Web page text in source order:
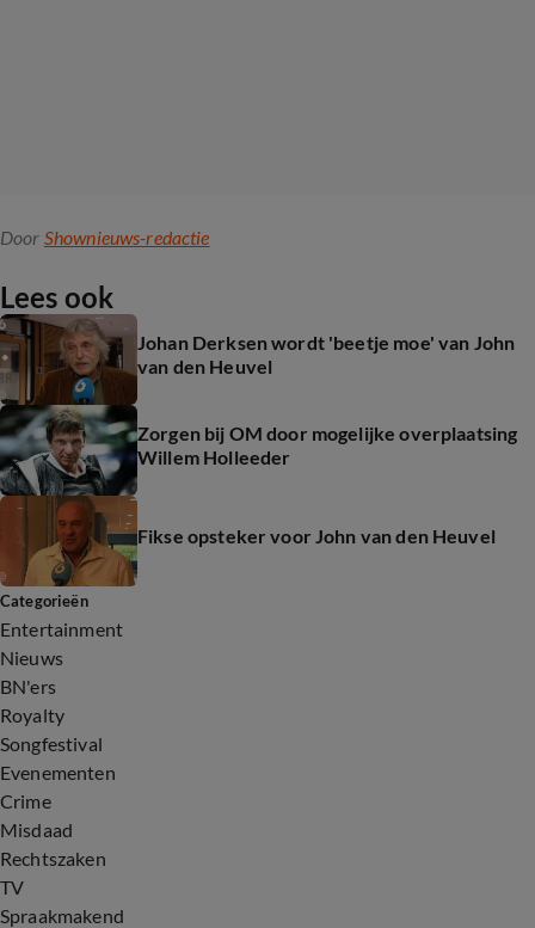
Door Shownieuws-redactie
Lees ook
Johan Derksen wordt 'beetje moe' van John
van den Heuvel
Zorgen bij OM door mogelijke overplaatsing
Willem Holleeder
Fikse opsteker voor John van den Heuvel
Categorieën
Entertainment
Nieuws
BN'ers
Royalty
Songfestival
Evenementen
Crime
Misdaad
Rechtszaken
TV
Spraakmakend